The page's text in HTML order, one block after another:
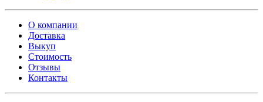
О компании
Доставка
Выкуп
Стоимость
Отзывы
Контакты